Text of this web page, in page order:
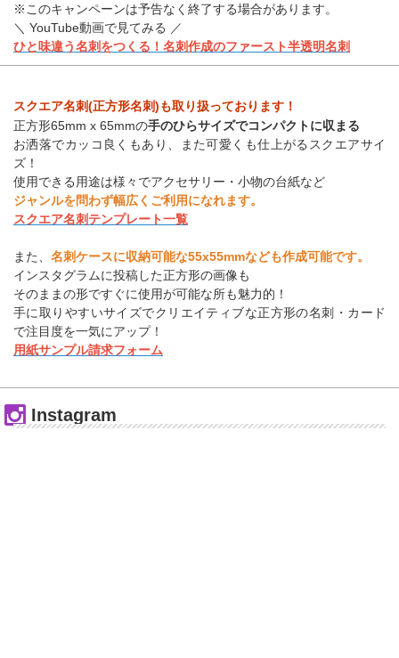
※このキャンペーンは予告なく終了する場合があります。
＼ YouTube動画で見てみる ／
ひと味違う名刺をつくる！名刺作成のファースト半透明名刺
スクエア名刺(正方形名刺)も取り扱っております！
正方形65mm x 65mmの手のひらサイズでコンパクトに収まる
お洒落でカッコ良くもあり、また可愛くも仕上がるスクエアサイ
ズ！
使用できる用途は様々でアクセサリー・小物の台紙など
ジャンルを問わず幅広くご利用になれます。
スクエア名刺テンプレート一覧
また、 名刺ケースに収納可能な55x55mmなども作成可能です。
インスタグラムに投稿した正方形の画像も
そのままの形ですぐに使用が可能な所も魅力的！
手に取りやすいサイズでクリエイティブな正方形の名刺・カード
で注目度を一気にアップ！
用紙サンプル請求フォーム
Instagram